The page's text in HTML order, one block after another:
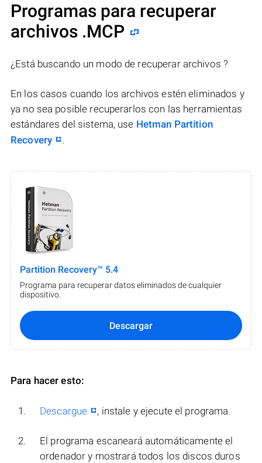
Programas para recuperar
archivos .MCP
¿Está buscando un modo de recuperar archivos ?
En los casos cuando los archivos estén eliminados y
ya no sea posible recuperarlos con las herramientas
estándares del sistema, use Hetman Partition
Recovery
.
Partition Recovery™ 5.4
Programa para recuperar datos eliminados de cualquier
dispositivo.
Descargar
Para hacer esto:
Descargue , instale y ejecute el programa.
El programa escaneará automáticamente el
ordenador y mostrará todos los discos duros